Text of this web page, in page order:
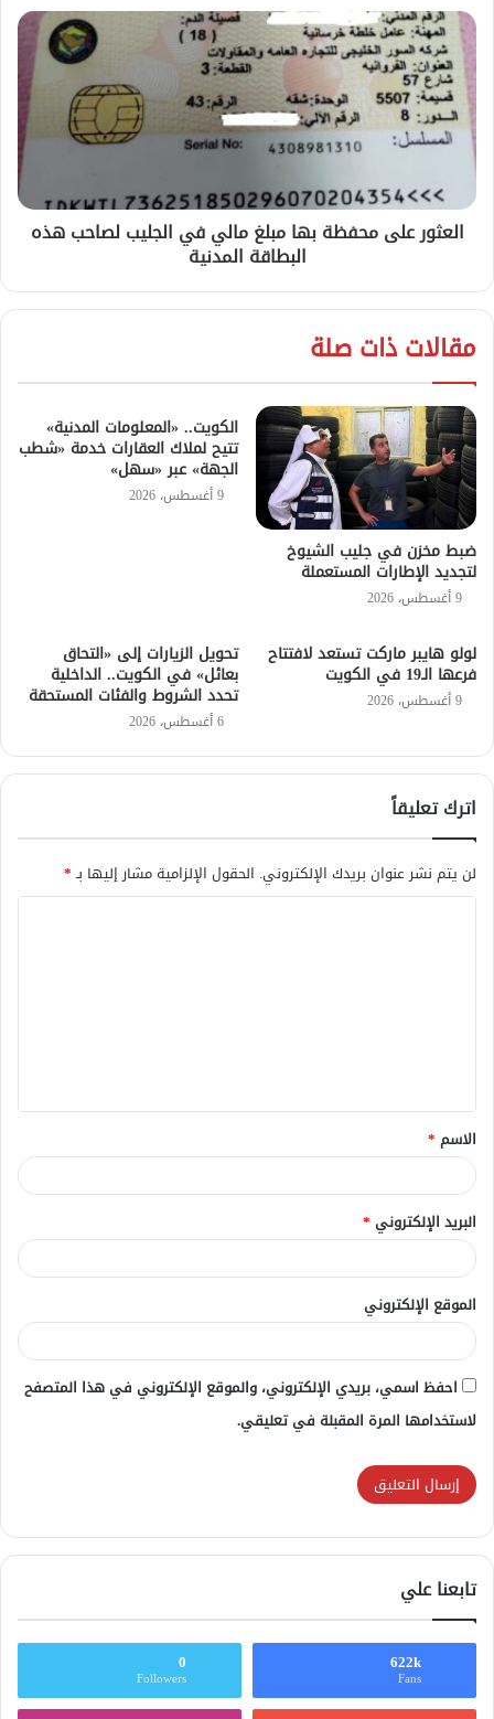
العثور على محفظة بها مبلغ مالي في الجليب لصاحب هذه
البطاقة المدنية
مقالات ذات صلة
ضبط مخزن في جليب الشيوخ
لتجديد الإطارات المستعملة
9 أغسطس، 2026
الكويت.. «المعلومات المدنية»
تتيح لملاك العقارات خدمة «شطب
الجهة» عبر «سهل»
9 أغسطس، 2026
لولو هايبر ماركت تستعد لافتتاح
فرعها الـ19 في الكويت
9 أغسطس، 2026
تحويل الزيارات إلى «التحاق
بعائل» في الكويت.. الداخلية
تحدد الشروط والفئات المستحقة
6 أغسطس، 2026
اترك تعليقاً
لن يتم نشر عنوان بريدك الإلكتروني. الحقول الإلزامية مشار إليها بـ*
ق
*
الاسم *
البريد الإلكتروني *
الموقع الإلكتروني
احفظ اسمي، بريدي الإلكتروني، والموقع الإلكتروني في هذا المتصفح
لاستخدامها المرة المقبلة في تعليقي.
تابعنا علي
622k
Fans
0
Followers